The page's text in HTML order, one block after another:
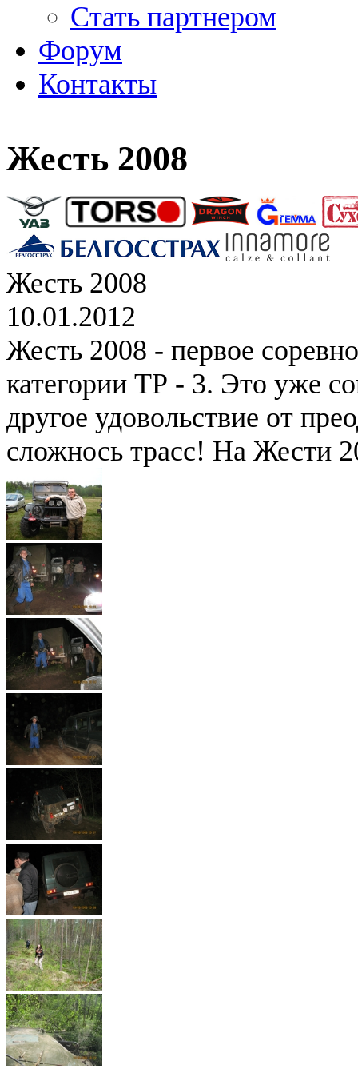
Стать партнером
Форум
Контакты
Жесть 2008
Жесть 2008
10.01.2012
Жесть 2008 - первое
категории ТР - 3. Это уже
другое удовольствие от
сложнось трасс! На Жести